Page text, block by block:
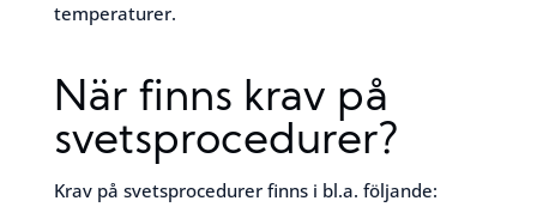
temperaturer.
När finns krav på
svetsprocedurer?
Krav på svetsprocedurer finns i bl.a. följande: